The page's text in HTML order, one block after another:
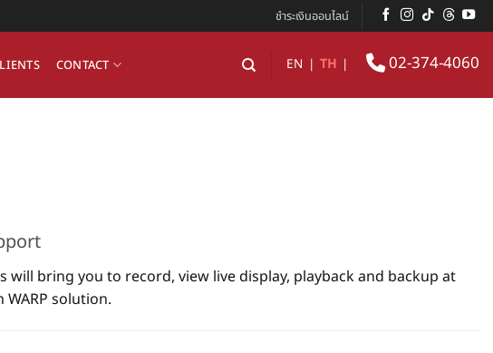
ชำระเงินออนไลน์
CONTACT EN | TH | 02-374-4060
will bring you to record, view live display, playback and backup at
solution.